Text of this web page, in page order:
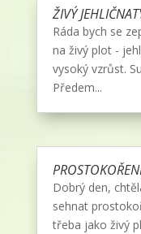
ŽIVÝ
Ráda bych se
na živý plot -
vysoký vzrůst.
Předem...
Dobrý den,
sehnat
třeba jako živý